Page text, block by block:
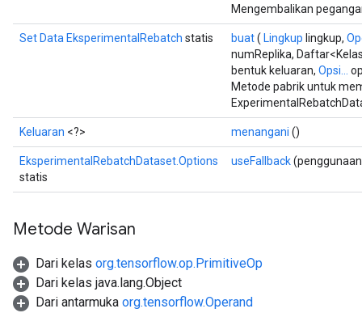
Mengembalikan
Set Data EksperimentalRebatch statis buat( Lingkup lingkup,
numReplika,
bentuk keluaran, Opsi...
Metode pabrik untuk
Keluaran <?> menangani ()
EksperimentalRebatchDataset.Options
statis
useFallback
Metode Warisan
Dari kelas org.tensorflow.op.PrimitiveOp
Dari kelas java.lang.Object
Dari antarmuka org.tensorflow.Operand